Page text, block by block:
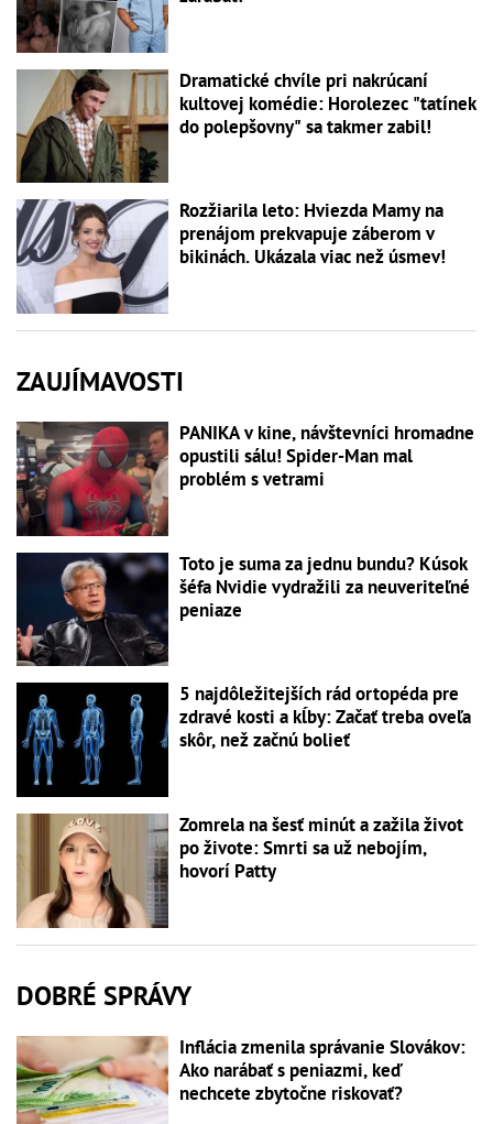
Dramatické chvíle pri nakrúcaní
kultovej komédie: Horolezec "tatínek
do polepšovny" sa takmer zabil!
Rozžiarila leto: Hviezda Mamy na
prenájom prekvapuje záberom v
bikinách. Ukázala viac než úsmev!
ZAUJÍMAVOSTI
PANIKA v kine, návštevníci hromadne
opustili sálu! Spider-Man mal
problém s vetrami
Toto je suma za jednu bundu? Kúsok
šéfa Nvidie vydražili za neuveriteľné
peniaze
5 najdôležitejších rád ortopéda pre
zdravé kosti a kĺby: Začať treba oveľa
skôr, než začnú bolieť
Zomrela na šesť minút a zažila život
po živote: Smrti sa už nebojím,
hovorí Patty
DOBRÉ SPRÁVY
Inflácia zmenila správanie Slovákov:
Ako narábať s peniazmi, keď
nechcete zbytočne riskovať?